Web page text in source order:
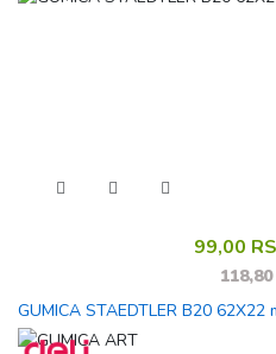
99,00
GUMICA STAEDTLER B20 62X22